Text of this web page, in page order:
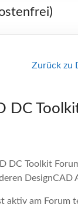
Zurück zu
DC
DC Toolkit
DesignCAD
aktiv am Forum